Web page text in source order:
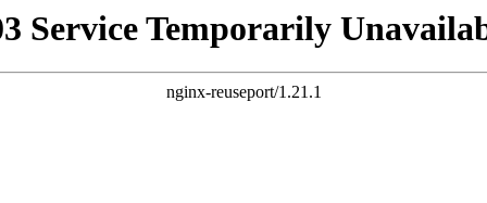
Service Temporarily
nginx-reuseport/1.21.1